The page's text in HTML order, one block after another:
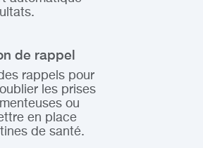
de rappel
rappels pour
les prises
ou
en place
de santé.